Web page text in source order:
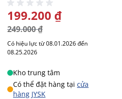
GIÁ ĐẶC BIỆT
199.200 ₫
249.000 ₫
Có hiệu lực từ 08.01.2026 đến
08.25.2026
Kho trung tâm
Có thể đặt hàng tại cửa
hàng JYSK